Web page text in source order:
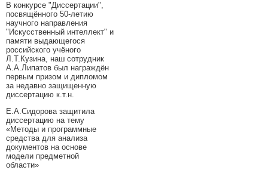
В конкурсе "Диссертации",
посвящённого 50-летию
научного направления
"Искусственный интеллект" и
памяти выдающегося
российского учёного
Л.Т.Кузина, наш сотрудник
А.А.Липатов был награждён
первым призом и дипломом
за недавно защищенную
диссертацию к.т.н.
Е.А.Сидорова защитила
диссертацию на тему
«Методы и программные
средства для анализа
документов на основе
модели предметной
области»